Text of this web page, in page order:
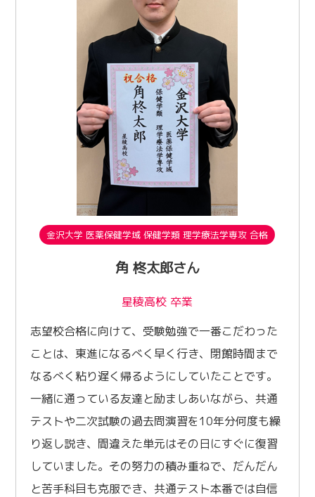
金沢大学 医薬保健学域 保健学類 理学療法学専攻 合格
角 柊太郎さん
星稜高校 卒業
志望校合格に向けて、受験勉強で一番こだわった
ことは、東進になるべく早く行き、閉館時間まで
なるべく粘り遅く帰るようにしていたことです。
一緒に通っている友達と励ましあいながら、共通
テストや二次試験の過去問演習を10年分何度も繰
り返し説き、間違えた単元はその日にすぐに復習
していました。その努力の積み重ねで、だんだん
と苦手科目も克服でき、共通テスト本番では自信